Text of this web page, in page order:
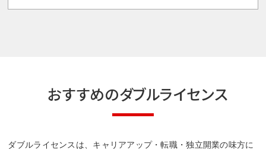
おすすめのダブルライセンス
ダブルライセンスは、キャリアアップ・転職・独立開業の味方に